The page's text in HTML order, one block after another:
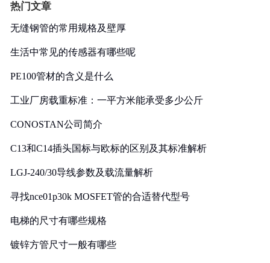
热门文章
无缝钢管的常用规格及壁厚
生活中常见的传感器有哪些呢
PE100管材的含义是什么
工业厂房载重标准：一平方米能承受多少公斤
CONOSTAN公司简介
C13和C14插头国标与欧标的区别及其标准解析
LGJ-240/30导线参数及载流量解析
寻找nce01p30k MOSFET管的合适替代型号
电梯的尺寸有哪些规格
镀锌方管尺寸一般有哪些